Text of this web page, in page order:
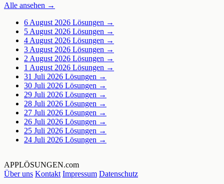
Alle ansehen →
6 August 2026 Lösungen →
5 August 2026 Lösungen →
4 August 2026 Lösungen →
3 August 2026 Lösungen →
2 August 2026 Lösungen →
1 August 2026 Lösungen →
31 Juli 2026 Lösungen →
30 Juli 2026 Lösungen →
29 Juli 2026 Lösungen →
28 Juli 2026 Lösungen →
27 Juli 2026 Lösungen →
26 Juli 2026 Lösungen →
25 Juli 2026 Lösungen →
24 Juli 2026 Lösungen →
APPLÖSUNGEN.com
Über uns Kontakt Impressum Datenschutz